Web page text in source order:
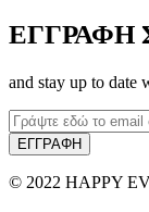
ΕΓΓΡΑΦΗ
and stay up to date
© 2022 HAPPY